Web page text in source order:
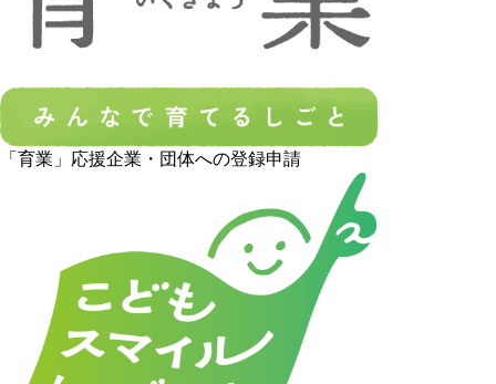
「育業」応援企業・団体への登録申請